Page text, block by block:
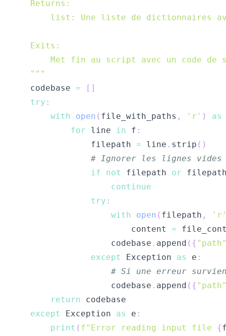
    """
    codebase
= [ ]
try :
with
open ( file_with_paths , 'r' ) as
for line in f :
                filepath
= line . strip ( )
# Ignorer les lignes vides
if
not filepath or
continue
try :
with
open ( filepath ,
                        content
=
                    codebase
. append ( {
except
Exception as e :
# Si une erreur
                    codebase
. append ( {
return
except
Exception as e :
print ( f"Error reading input file {